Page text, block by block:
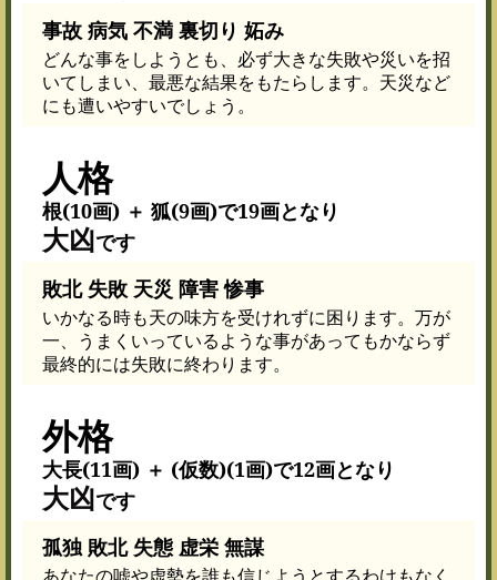
事故 病気 不満 裏切り 妬み
どんな事をしようとも、必ず大きな失敗や災いを招
いてしまい、最悪な結果をもたらします。天災など
にも遭いやすいでしょう。
人格
根(10画) ＋ 狐(9画)で19画となり
大凶です
敗北 失敗 天災 障害 惨事
いかなる時も天の味方を受けれずに困ります。万が
一、うまくいっているような事があってもかならず
最終的には失敗に終わります。
外格
大長(11画) ＋ (仮数)(1画)で12画となり
大凶です
孤独 敗北 失態 虚栄 無謀